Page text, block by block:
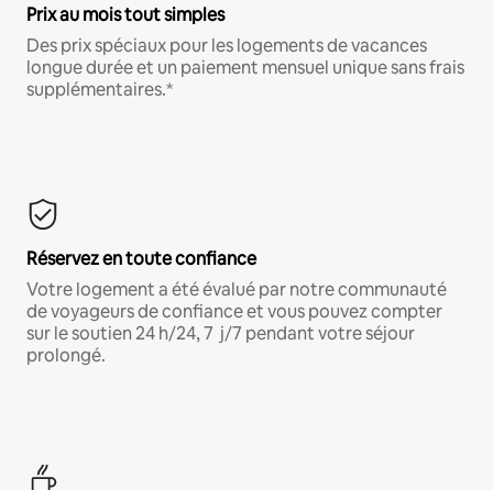
Prix au mois tout simples
Des prix spéciaux pour les logements de vacances
longue durée et un paiement mensuel unique sans frais
supplémentaires.*
Réservez en toute confiance
Votre logement a été évalué par notre communauté
de voyageurs de confiance et vous pouvez compter
sur le soutien 24 h/24, 7 j/7 pendant votre séjour
prolongé.